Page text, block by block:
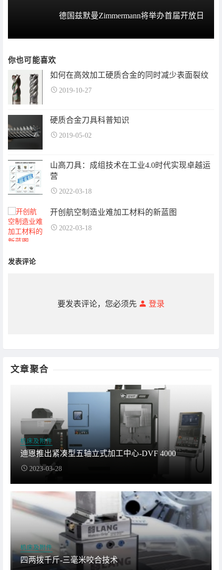
德国兹默曼Zimmermann将举办首届开放日
你也可能喜欢
如何在高效加工硬质合金的同时减少表面裂纹
2019-10-27
硬质合金刀具科普知识
2019-05-02
山高刀具：成组技术在工业4.0时代实现卓越运
营
2022-03-18
开创航空制造业难加工材料的新蓝图
2022-03-18
发表评论
要发表评论，您必须先 登录
文章聚合
机床及附件
迪恩推出紧凑型五轴立式加工中心-DVF 4000
2023-03-28
机床及附件
四两拨千斤-三毫米咬合技术